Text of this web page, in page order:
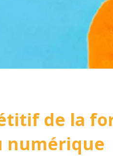
de la
numérique